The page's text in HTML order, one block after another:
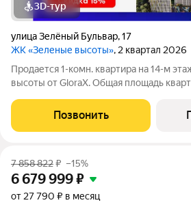
3D-тур
улица Зелёный Бульвар,17
ЖК «Зеленые высоты», 2 квартал 2026
Продается 1-комн. квартира на 14-м
высоты от GloraX. Общая площадь
13,80 кв. м кухни. Номер квартиры -
квартиры:
Позвонить
7 858 822₽ –15%
6 679 999₽
от 27 790 ₽ в месяц